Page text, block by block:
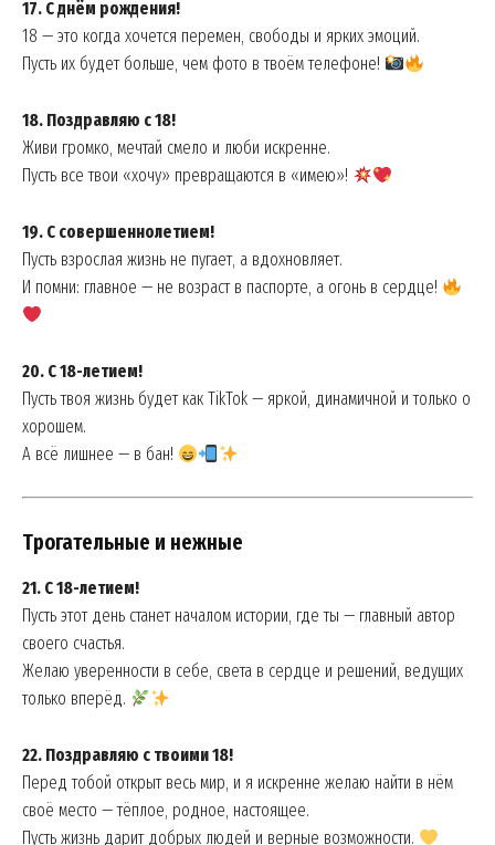
17. С днём рождения!
18 — это когда хочется перемен, свободы и ярких эмоций.
Пусть их будет больше, чем фото в твоём телефоне!
18. Поздравляю с 18!
Живи громко, мечтай смело и люби искренне.
Пусть все твои «хочу» превращаются в «имею»!
19. С совершеннолетием!
Пусть взрослая жизнь не пугает, а вдохновляет.
И помни: главное — не возраст в паспорте, а огонь в сердце!
20. С 18-летием!
Пусть твоя жизнь будет как TikTok — яркой, динамичной и только о
хорошем.
А всё лишнее — в бан!
Трогательные и нежные
21. С 18-летием!
Пусть этот день станет началом истории, где ты — главный автор
своего счастья.
Желаю уверенности в себе, света в сердце и решений, ведущих
только вперёд.
22. Поздравляю с твоими 18!
Перед тобой открыт весь мир, и я искренне желаю найти в нём
своё место — тёплое, родное, настоящее.
Пусть жизнь дарит добрых людей и верные возможности.